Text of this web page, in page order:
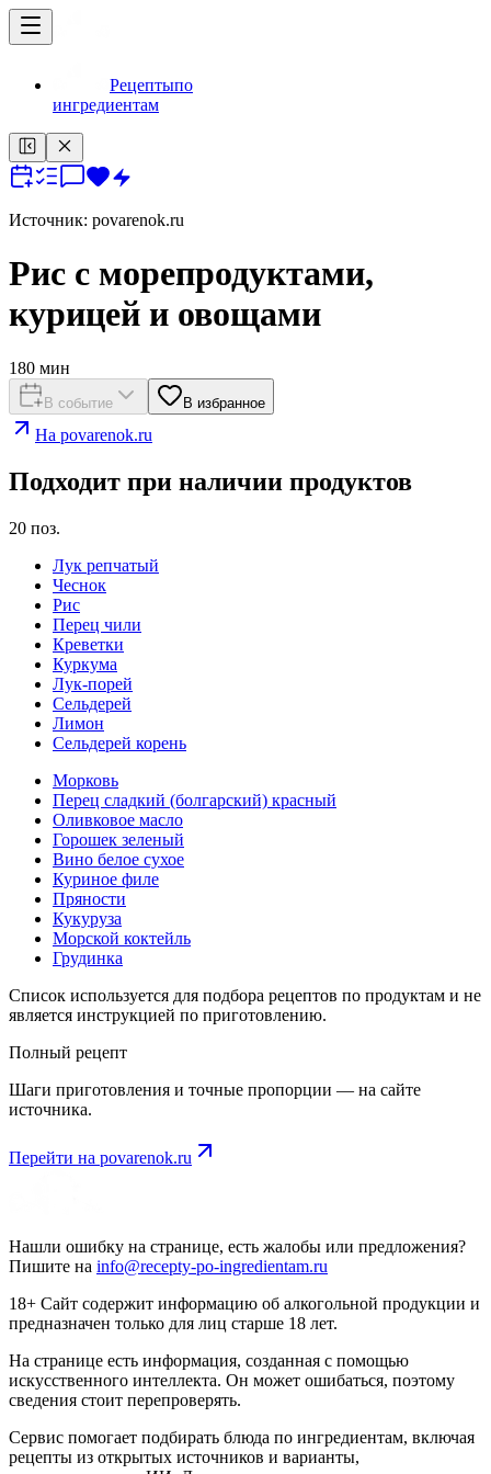
Рецептыпо
ингредиентам
Источник: povarenok.ru
Рис с морепродуктами,
курицей и овощами
180 мин
В событие В избранное
На povarenok.ru
Подходит при наличии продуктов
20 поз.
Лук репчатый
Чеснок
Рис
Перец чили
Креветки
Куркума
Лук-порей
Сельдерей
Лимон
Сельдерей корень
Морковь
Перец сладкий (болгарский) красный
Оливковое масло
Горошек зеленый
Вино белое сухое
Куриное филе
Пряности
Кукуруза
Морской коктейль
Грудинка
Список используется для подбора рецептов по продуктам и не
является инструкцией по приготовлению.
Полный рецепт
Шаги приготовления и точные пропорции — на сайте
источника.
Перейти на povarenok.ru
Нашли ошибку на странице, есть жалобы или предложения?
Пишите на info@recepty-po-ingredientam.ru
18+ Сайт содержит информацию об алкогольной продукции и
предназначен только для лиц старше 18 лет.
На странице есть информация, созданная с помощью
искусственного интеллекта. Он может ошибаться, поэтому
сведения стоит перепроверять.
Сервис помогает подбирать блюда по ингредиентам, включая
рецепты из открытых источников и варианты,